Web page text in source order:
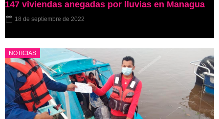
147 viviendas anegadas por lluvias en Managua
18 de septiembre de 2022
NOTICIAS